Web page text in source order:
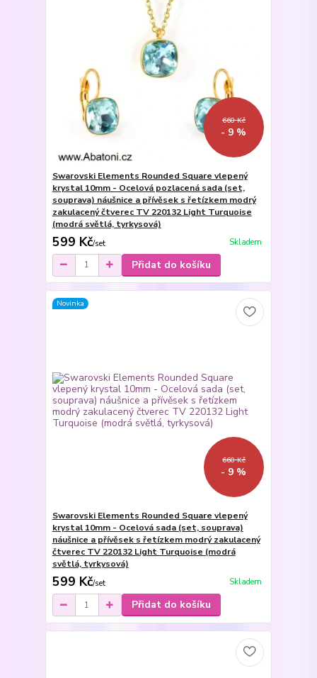
660 Kč
- 9 %
Swarovski Elements Rounded Square vlepený
krystal 10mm - Ocelová pozlacená sada (set,
souprava) náušnice a přívěsek s řetízkem modrý
zakulacený čtverec TV 220132 Light Turquoise
(modrá světlá, tyrkysová)
599 Kč/set Skladem
Přidat do košíku
Novinka
660 Kč
- 9 %
Swarovski Elements Rounded Square vlepený
krystal 10mm - Ocelová sada (set, souprava)
náušnice a přívěsek s řetízkem modrý zakulacený
čtverec TV 220132 Light Turquoise (modrá
světlá, tyrkysová)
599 Kč/set Skladem
Přidat do košíku